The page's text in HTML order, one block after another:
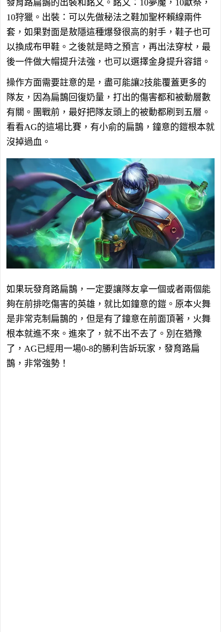
發育路扁鵲的出裝和銘文。銘文：10夢魘，10獻祭，
10狩獵。出裝：可以先做秘法之鞋加聖杯賴線兩件
套，如果對面是敖隱這種爆發很高的射手，鞋子也可
以換成布甲鞋。之後就是時之預言，再出法穿杖，最
後一件做大帽提升法強，也可以選擇金身提升容錯。
操作方面需要註意的是，盡可能讓2技能覆蓋更多的
隊友，因為扁鵲回復奶量，打出的傷害都和被動層數
有關。團戰前，最好把隊友頭上的被動都刷到五層。
看看AG的這場比賽，有小俞的扁鵲，鐘意的鎧根本就
沒掉過血。
如果玩發育路扁鵲，一定要讓隊友拿一個或者兩個能
夠在前排吃傷害的英雄，就比如鐘意的鎧。原本火舞
是非常克制扁鵲的，但是有了鐘意在前面頂著，火舞
根本就進不來。進來了，就不出不去了。別在猶豫
了，AG已經用一場0-8的勝利告訴玩家，發育路扁
鵲，非常強勢！